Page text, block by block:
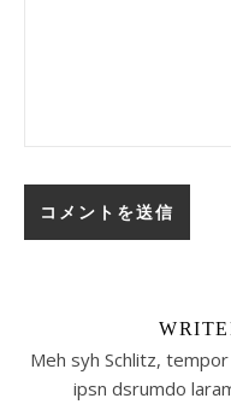
Meh syh Schlitz,
ipsn dsrumdo